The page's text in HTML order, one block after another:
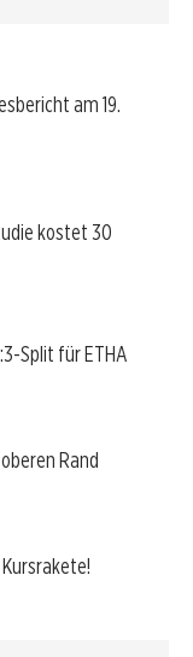
am 19.
kostet 30
Split für ETHA
Rand